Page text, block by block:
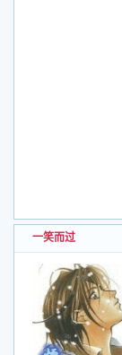
一笑而过